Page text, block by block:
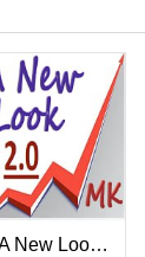
EA A New Look 2 MT4